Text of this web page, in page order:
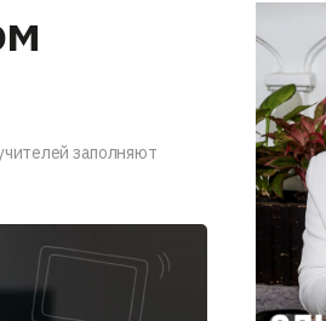
заполняют